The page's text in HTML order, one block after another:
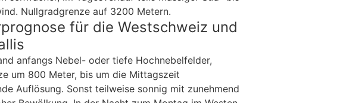
Nullgradgrenze auf 3200 Metern.
für die Westschweiz und
anfangs Nebel- oder tiefe Hochnebelfelder,
um 800 Meter, bis um die Mittagszeit
Auflösung. Sonst teilweise sonnig mit zunehmend